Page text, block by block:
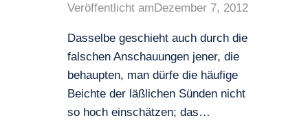
Veröffentlicht amDezember 7, 2012
Dasselbe geschieht auch durch die
falschen Anschauungen jener, die
behaupten, man dürfe die häufige
Beichte der läßlichen Sünden nicht
so hoch einschätzen; das…